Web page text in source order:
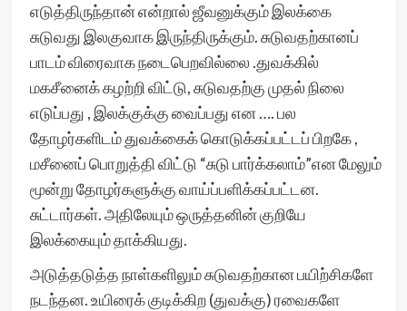
எடுத்திருந்தான் என்றால் ஜீவனுக்கும் இலக்கை
சுடுவது இலகுவாக இருந்திருக்கும். சுடுவதற்கானப்
பாடம் விரைவாக நடைபெறவில்லை .துவக்கில்
மகசீனைக் கழற்றி விட்டு, சுடுவதற்கு முதல் நிலை
எடுப்பது , இலக்குக்கு வைப்பது என …. பல‌
தோழர்களிடம் துவக்கைக் கொடுக்கப்பட்டப் பிறகே ,
மசீனைப் பொறுத்தி விட்டு “சுடு பார்க்கலாம்”என மேலும்
மூன்று தோழர்களுக்கு வாய்ப்பளிக்கப்பட்டன.
சுட்டார்கள். அதிலேயும் ஒருத்தனின் குறியே
இலக்கையும் தாக்கியது.
அடுத்தடுத்த நாள்களிலும் சுடுவதற்கான பயிற்சிகளே
நடந்தன. உயிரைக் குடிக்கிற (துவக்கு) ரவைகளே